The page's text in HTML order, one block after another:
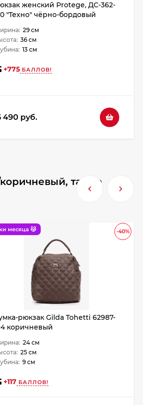
женский Protege, ДС-362-
"Техно" чёрно-бордовый
29 см
36 см
13 см
+775 БАЛЛОВ!
490 руб.
также
-40%
месяца 😽
рюкзак Gilda Tohetti 62987-
коричневый
24 см
25 см
9 см
+117 БАЛЛОВ!